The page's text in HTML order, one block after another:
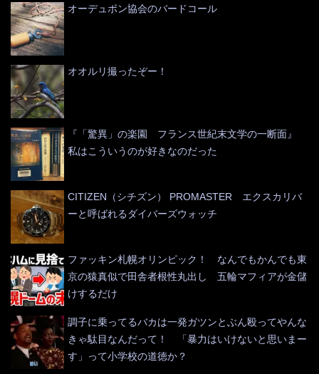
オーデュボン協会のバードコール
オオルリ撮ったぞー！
『「驚異」の楽園 フランス世紀末文学の一断面』
私はこういうのが好きなのだった
CITIZEN（シチズン） PROMASTER エクスカリバ
ーと呼ばれるダイバーズウォッチ
ファッキン札幌オリンピック！ なんでもかんでも東
京の猿真似で田舎者根性丸出し 五輪マフィアが金儲
けするだけ
調子に乗ってるバカは一発ガツンとぶん殴ってやんな
きゃ駄目なんだって！ 「暴力はいけないと思いまー
す」って小学校の道徳か？